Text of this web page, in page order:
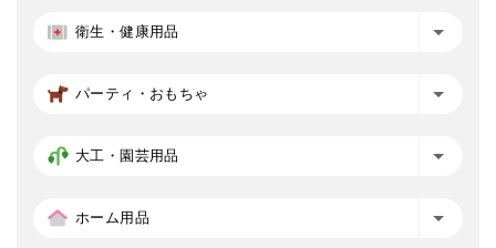
衛生・健康用品
パーティ・おもちゃ
大工・園芸用品
ホーム用品